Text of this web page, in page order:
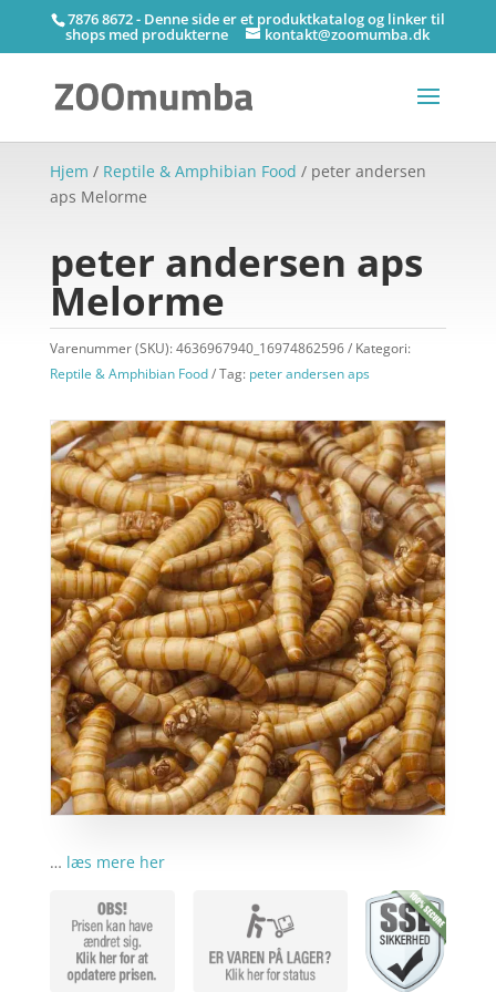
7876 8672 - Denne side er et produktkatalog og linker til
shops med produkterne kontakt@zoomumba.dk
Hjem / Reptile & Amphibian Food / peter andersen
aps Melorme
peter andersen aps
Melorme
Varenummer (SKU):4636967940_16974862596
Kategori:
Reptile & Amphibian Food
Tag: peter andersen aps
… læs mere her